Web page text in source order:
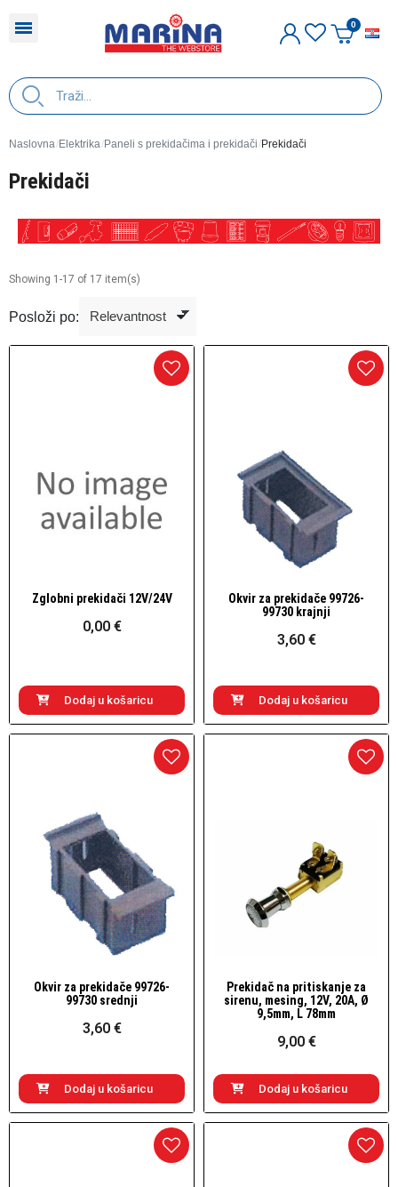
Naslovna Elektrika Paneli s prekidačima i prekidači Prekidači
Prekidači
Showing 1-17 of 17 item(s)
Posloži po:
Brzi pogled
Zglobni prekidači 12V/24V
0,00 €
Dodaj u košaricu
Brzi pogled
Okvir za prekidače 99726-
99730 krajnji
3,60 €
Dodaj u košaricu
Brzi pogled
Okvir za prekidače 99726-
99730 srednji
3,60 €
Dodaj u košaricu
Brzi pogled
Prekidač na pritiskanje za
sirenu, mesing, 12V, 20A, Ø
9,5mm, L 78mm
9,00 €
Dodaj u košaricu